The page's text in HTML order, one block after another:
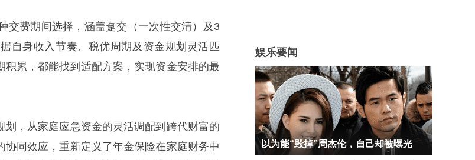
交费期间选择，涵盖趸交（一次性交清）及3
自身收入节奏、税优周期及资金规划灵活匹
累，都能找到适配方案，实现资金安排的最
，从家庭应急资金的灵活调配到跨代财富的
同效应，重新定义了年金保险在家庭财务中
娱乐要闻
以为能“毁掉”周杰伦，自己却被曝光